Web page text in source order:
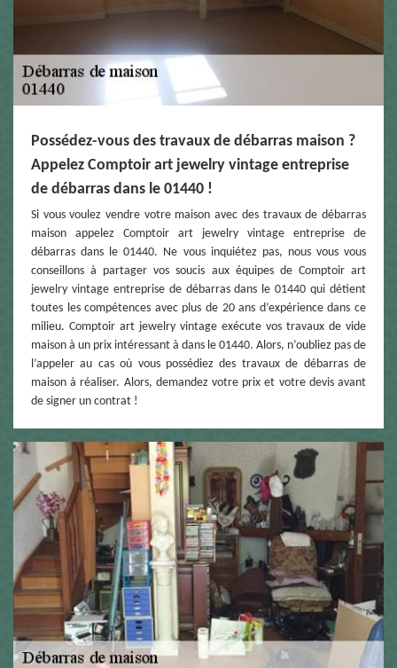
Possédez-vous des travaux de débarras maison ?
Appelez Comptoir art jewelry vintage entreprise
de débarras dans le 01440 !
Si vous voulez vendre votre maison avec des travaux de débarras
maison appelez Comptoir art jewelry vintage entreprise de
débarras dans le 01440. Ne vous inquiétez pas, nous vous vous
conseillons à partager vos soucis aux équipes de Comptoir art
jewelry vintage entreprise de débarras dans le 01440 qui détient
toutes les compétences avec plus de 20 ans d’expérience dans ce
milieu. Comptoir art jewelry vintage exécute vos travaux de vide
maison à un prix intéressant à dans le 01440. Alors, n’oubliez pas de
l’appeler au cas où vous possédiez des travaux de débarras de
maison à réaliser. Alors, demandez votre prix et votre devis avant
de signer un contrat !